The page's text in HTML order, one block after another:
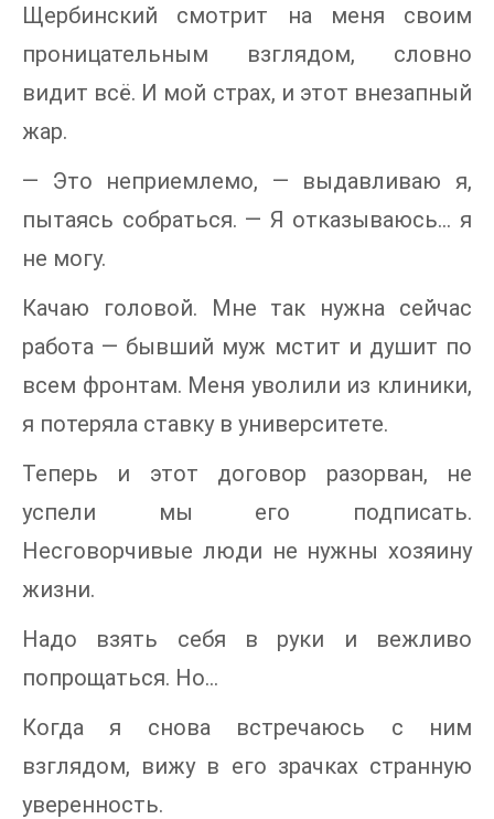
Щербинский смотрит на меня своим
проницательным взглядом, словно
видит всё. И мой страх, и этот внезапный
жар.
— Это неприемлемо, — выдавливаю я,
пытаясь собраться. — Я отказываюсь... я
не могу.
Качаю головой. Мне так нужна сейчас
работа — бывший муж мстит и душит по
всем фронтам. Меня уволили из клиники,
я потеряла ставку в университете.
Теперь и этот договор разорван, не
успели мы его подписать.
Несговорчивые люди не нужны хозяину
жизни.
Надо взять себя в руки и вежливо
попрощаться. Но…
Когда я снова встречаюсь с ним
взглядом, вижу в его зрачках странную
уверенность.